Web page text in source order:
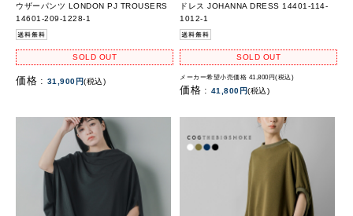
ウザーパンツ LONDON PJ TROUSERS
14601-209-1228-1
SOLD OUT
価格 : 31,900円(税込)
ドレス JOHANNA DRESS 14401-114-
1012-1
SOLD OUT
メーカー希望小売価格 41,800円(税込)
価格 : 41,800円(税込)